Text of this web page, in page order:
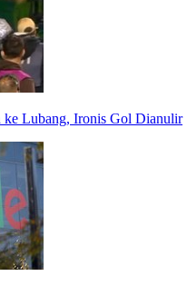
ke Lubang, Ironis Gol Dianulir